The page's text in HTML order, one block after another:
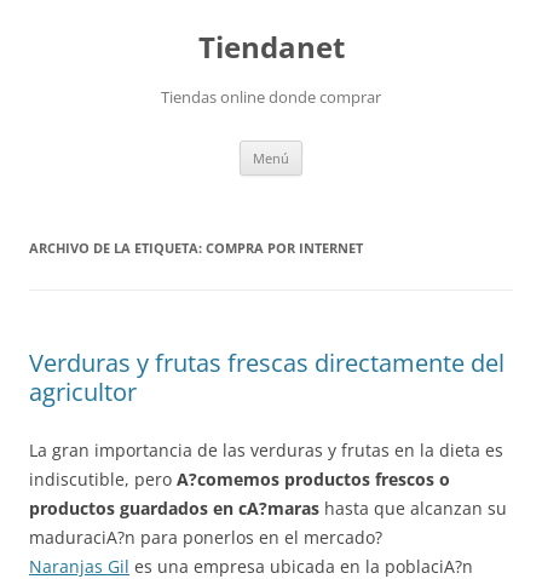
Tiendanet
Tiendas online donde comprar
Menú
ARCHIVO DE LA ETIQUETA: COMPRA POR INTERNET
Verduras y frutas frescas directamente del
agricultor
La gran importancia de las verduras y frutas en la dieta es
indiscutible, pero A?comemos productos frescos o
productos guardados en cA?maras hasta que alcanzan su
maduraciA?n para ponerlos en el mercado?
Naranjas Gil es una empresa ubicada en la poblaciA?n